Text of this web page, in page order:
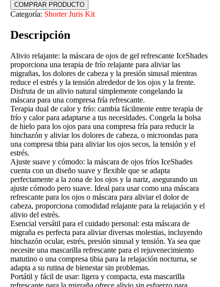
COMPRAR PRODUCTO
Categoría: Shorter Juris Kit
Descripción
Alivio relajante: la máscara de ojos de gel refrescante IceShades
proporciona una terapia de frío relajante para aliviar las
migrañas, los dolores de cabeza y la presión sinusal mientras
reduce el estrés y la tensión alrededor de los ojos y la frente.
Disfruta de un alivio natural simplemente congelando la
máscara para una compresa fría refrescante.
Terapia dual de calor y frío: cambia fácilmente entre terapia de
frío y calor para adaptarse a tus necesidades. Congela la bolsa
de hielo para los ojos para una compresa fría para reducir la
hinchazón y aliviar los dolores de cabeza, o microondas para
una compresa tibia para aliviar los ojos secos, la tensión y el
estrés.
Ajuste suave y cómodo: la máscara de ojos fríos IceShades
cuenta con un diseño suave y flexible que se adapta
perfectamente a la zona de los ojos y la nariz, asegurando un
ajuste cómodo pero suave. Ideal para usar como una máscara
refrescante para los ojos o máscara para aliviar el dolor de
cabeza, proporciona comodidad relajante para la relajación y el
alivio del estrés.
Esencial versátil para el cuidado personal: esta máscara de
migraña es perfecta para aliviar diversas molestias, incluyendo
hinchazón ocular, estrés, presión sinusal y tensión. Ya sea que
necesite una mascarilla refrescante para el rejuvenecimiento
matutino o una compresa tibia para la relajación nocturna, se
adapta a su rutina de bienestar sin problemas.
Portátil y fácil de usar: ligera y compacta, esta mascarilla
refrescante para la migraña ofrece alivio sin esfuerzo para